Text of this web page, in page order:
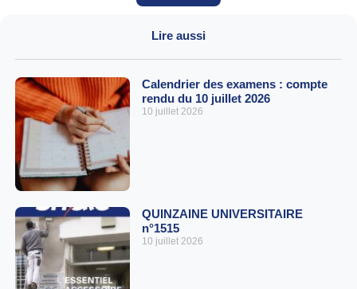
Lire aussi
Calendrier des examens : compte
rendu du 10 juillet 2026
10 juillet 2026
QUINZAINE UNIVERSITAIRE
n°1515
10 juillet 2026